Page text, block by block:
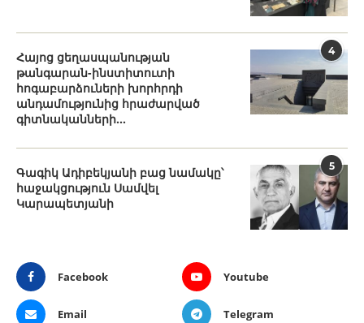
4
Հայոց ցեղասպանության
թանգարան-ինստիտուտի
հոգաբարձուների խորհրդի
անդամությունից հրաժարված
գիտնականների...
5
Գագիկ Ադիբեկյանի բաց նամակը՝
հաջակցություն Սամվել
Կարապետյանի
Facebook Youtube
Email Telegram